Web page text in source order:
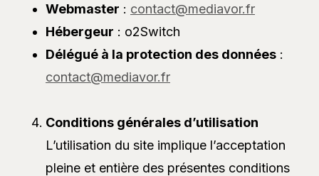
Webmaster : contact@mediavor.fr
Hébergeur : o2Switch
Délégué à la protection des données :
contact@mediavor.fr
Conditions générales d’utilisation
L’utilisation du site implique l’acceptation
pleine et entière des présentes conditions